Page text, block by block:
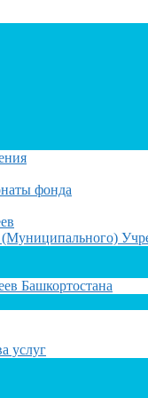
фонда
(Муниципального)
Башкортостана
услуг